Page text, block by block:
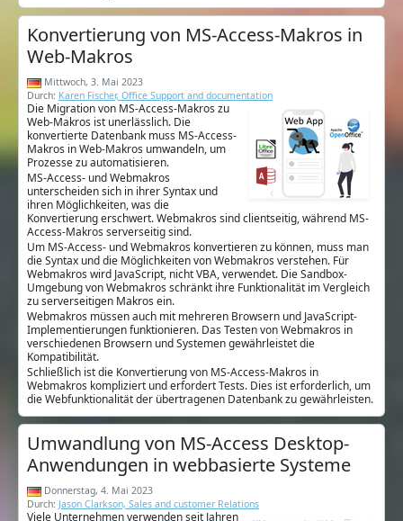
Konvertierung von MS-Access-Makros in
Web-Makros
Mittwoch, 3. Mai 2023
Durch: Karen Fischer, Office Support and documentation
Die Migration von MS-Access-Makros zu
Web-Makros ist unerlässlich. Die
konvertierte Datenbank muss MS-Access-
Makros in Web-Makros umwandeln, um
Prozesse zu automatisieren.
MS-Access- und Webmakros
unterscheiden sich in ihrer Syntax und
ihren Möglichkeiten, was die
Konvertierung erschwert. Webmakros sind clientseitig, während MS-
Access-Makros serverseitig sind.
Um MS-Access- und Webmakros konvertieren zu können, muss man
die Syntax und die Möglichkeiten von Webmakros verstehen. Für
Webmakros wird JavaScript, nicht VBA, verwendet. Die Sandbox-
Umgebung von Webmakros schränkt ihre Funktionalität im Vergleich
zu serverseitigen Makros ein.
Webmakros müssen auch mit mehreren Browsern und JavaScript-
Implementierungen funktionieren. Das Testen von Webmakros in
verschiedenen Browsern und Systemen gewährleistet die
Kompatibilität.
Schließlich ist die Konvertierung von MS-Access-Makros in
Webmakros kompliziert und erfordert Tests. Dies ist erforderlich, um
die Webfunktionalität der übertragenen Datenbank zu gewährleisten.
Umwandlung von MS-Access Desktop-
Anwendungen in webbasierte Systeme
Donnerstag, 4. Mai 2023
Durch: Jason Clarkson, Sales and customer Relations
Viele Unternehmen verwenden seit Jahren